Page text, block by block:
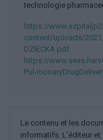
technologie
https://
content/uploads/
DZIECKA.pdf
https://
Pul-
Le contenu et les
informatifs. L'éditeur